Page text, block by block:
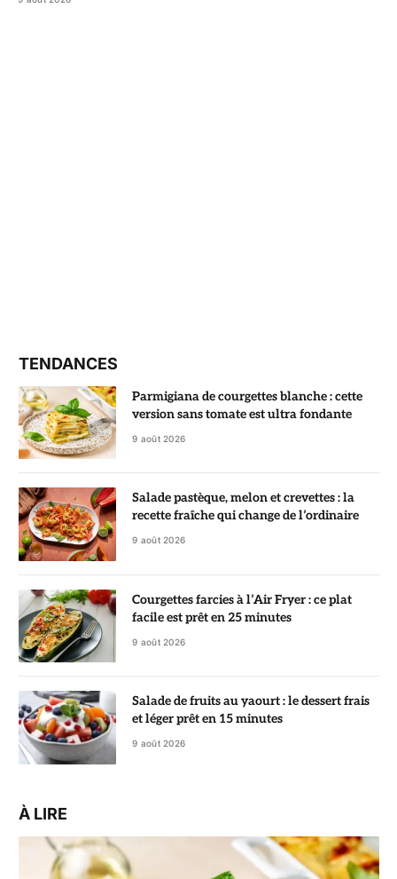
TENDANCES
Parmigiana de courgettes blanche : cette
version sans tomate est ultra fondante
9 août 2026
Salade pastèque, melon et crevettes : la
recette fraîche qui change de l’ordinaire
9 août 2026
Courgettes farcies à l’Air Fryer : ce plat
facile est prêt en 25 minutes
9 août 2026
Salade de fruits au yaourt : le dessert frais
et léger prêt en 15 minutes
9 août 2026
À LIRE